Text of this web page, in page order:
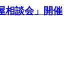
相談会」開催